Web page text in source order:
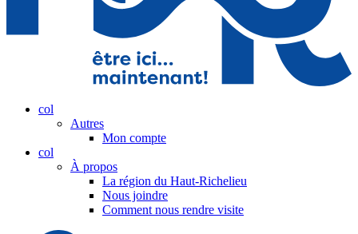
col
Autres
Mon compte
col
À propos
La région du Haut-Richelieu
Nous joindre
Comment nous rendre visite